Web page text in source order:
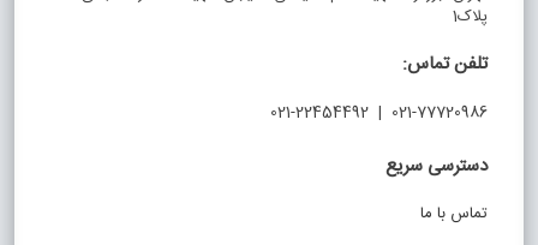
پلاک1
تلفن تماس:
021-77720986 | 021-22454492
دسترسی سریع
تماس با ما